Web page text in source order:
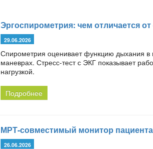
Эргоспирометрия: чем отличается
29.06.2026
Спирометрия оценивает функцию дыхания в
маневрах. Стресс-тест с ЭКГ показывает
нагрузкой.
Подробнее
МРТ-совместимый монитор пациента
26.06.2026